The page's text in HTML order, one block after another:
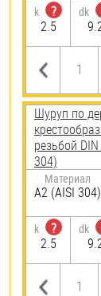
k
?
2.5
dk
Шуруп по
резьбой
304)
Материал
А2 (AISI 304)
k
?
2.5
dk